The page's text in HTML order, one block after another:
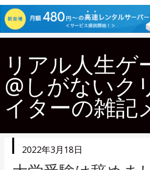
リアル人生ゲ
@しがないク
イターの雑記
投
日
2022年3月18日